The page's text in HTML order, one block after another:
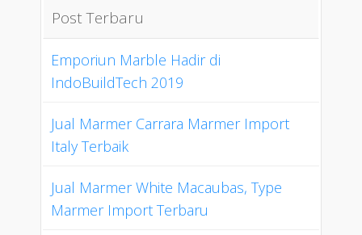
Post Terbaru
Emporiun Marble Hadir di
IndoBuildTech 2019
Jual Marmer Carrara Marmer Import
Italy Terbaik
Jual Marmer White Macaubas, Type
Marmer Import Terbaru